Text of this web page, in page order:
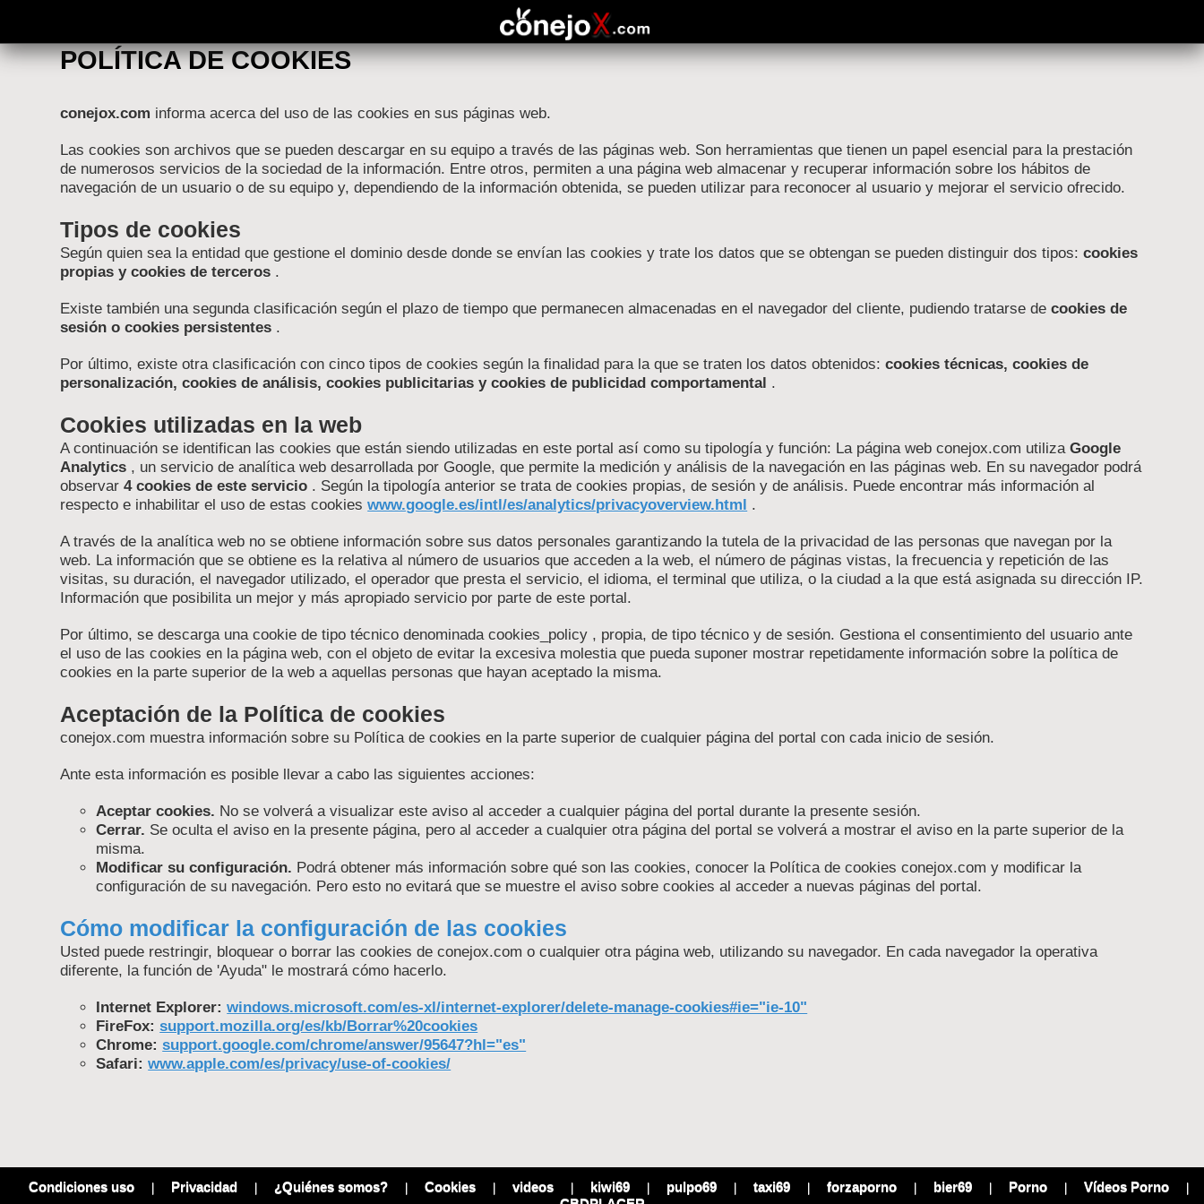
POLÍTICA DE COOKIES
conejox.com informa acerca del uso de las cookies en sus páginas web.
Las cookies son archivos que se pueden descargar en su equipo a través de las páginas web. Son herramientas que tienen un papel esencial para la prestación
de numerosos servicios de la sociedad de la información. Entre otros, permiten a una página web almacenar y recuperar información sobre los hábitos de
navegación de un usuario o de su equipo y, dependiendo de la información obtenida, se pueden utilizar para reconocer al usuario y mejorar el servicio ofrecido.
Tipos de cookies
Según quien sea la entidad que gestione el dominio desde donde se envían las cookies y trate los datos que se obtengan se pueden distinguir dos tipos:cookies
propias y cookies de terceros .
Existe también una segunda clasificación según el plazo de tiempo que permanecen almacenadas en el navegador del cliente, pudiendo tratarse decookies de
sesión o cookies persistentes .
Por último, existe otra clasificación con cinco tipos de cookies según la finalidad para la que se traten los datos obtenidos:cookies técnicas, cookies de
personalización, cookies de análisis, cookies publicitarias y cookies de publicidad comportamental .
Cookies utilizadas en la web
A continuación se identifican las cookies que están siendo utilizadas en este portal así como su tipología y función: La página web conejox.com utilizaGoogle
Analytics , un servicio de analítica web desarrollada por Google, que permite la medición y análisis de la navegación en las páginas web. En su navegador podrá
observar4 cookies de este servicio . Según la tipología anterior se trata de cookies propias, de sesión y de análisis. Puede encontrar más información al
respecto e inhabilitar el uso de estas cookieswww.google.es/intl/es/analytics/privacyoverview.html .
A través de la analítica web no se obtiene información sobre sus datos personales garantizando la tutela de la privacidad de las personas que navegan por la
web. La información que se obtiene es la relativa al número de usuarios que acceden a la web, el número de páginas vistas, la frecuencia y repetición de las
visitas, su duración, el navegador utilizado, el operador que presta el servicio, el idioma, el terminal que utiliza, o la ciudad a la que está asignada su dirección IP.
Información que posibilita un mejor y más apropiado servicio por parte de este portal.
Por último, se descarga una cookie de tipo técnico denominada cookies_policy , propia, de tipo técnico y de sesión. Gestiona el consentimiento del usuario ante
el uso de las cookies en la página web, con el objeto de evitar la excesiva molestia que pueda suponer mostrar repetidamente información sobre la política de
cookies en la parte superior de la web a aquellas personas que hayan aceptado la misma.
Aceptación de la Política de cookies
conejox.com muestra información sobre su Política de cookies en la parte superior de cualquier página del portal con cada inicio de sesión.
Ante esta información es posible llevar a cabo las siguientes acciones:
Aceptar cookies. No se volverá a visualizar este aviso al acceder a cualquier página del portal durante la presente sesión.
Cerrar. Se oculta el aviso en la presente página, pero al acceder a cualquier otra página del portal se volverá a mostrar el aviso en la parte superior de la
misma.
Modificar su configuración. Podrá obtener más información sobre qué son las cookies, conocer la Política de cookies conejox.com y modificar la
configuración de su navegación. Pero esto no evitará que se muestre el aviso sobre cookies al acceder a nuevas páginas del portal.
Cómo modificar la configuración de las cookies
Usted puede restringir, bloquear o borrar las cookies de conejox.com o cualquier otra página web, utilizando su navegador. En cada navegador la operativa
diferente, la función de 'Ayuda" le mostrará cómo hacerlo.
Internet Explorer: windows.microsoft.com/es-xl/internet-explorer/delete-manage-cookies#ie="ie-10"
FireFox: support.mozilla.org/es/kb/Borrar%20cookies
Chrome: support.google.com/chrome/answer/95647?hl="es"
Safari: www.apple.com/es/privacy/use-of-cookies/
Condiciones uso | Privacidad | ¿Quiénes somos? | Cookies | videos | kiwi69 | pulpo69 | taxi69 | forzaporno | bier69 | Porno | Vídeos Porno |